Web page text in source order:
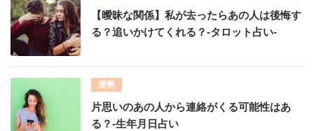
【曖昧な関係】私が去ったらあの人は後悔す
る？追いかけてくれる？-タロット占い-
運勢
片思いのあの人から連絡がくる可能性はあ
る？-生年月日占い